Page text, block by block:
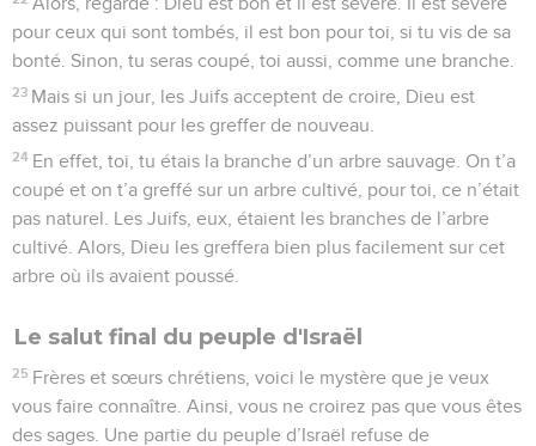
pour ceux qui sont tombés, il est bon pour toi, si tu vis de sa
bonté. Sinon, tu seras coupé, toi aussi, comme une branche.
23 Mais si un jour, les Juifs acceptent de croire, Dieu est
assez puissant pour les greffer de nouveau.
24 En effet, toi, tu étais la branche d’un arbre sauvage. On t’a
coupé et on t’a greffé sur un arbre cultivé, pour toi, ce n’était
pas naturel. Les Juifs, eux, étaient les branches de l’arbre
cultivé. Alors, Dieu les greffera bien plus facilement sur cet
arbre où ils avaient poussé.
Le salut final du peuple d'Israël
25 Frères et sœurs chrétiens, voici le mystère que je veux
vous faire connaître. Ainsi, vous ne croirez pas que vous êtes
des sages. Une partie du peuple d’Israël refuse de